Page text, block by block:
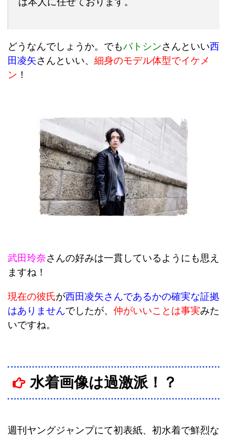
どうなんでしょうか。でもバトシンさんといい西
田凌矢さんといい、 細身のモデル体型でイケメ
ン ！
武田玲奈さんの好みは一貫しているようにも思え
ますね！
現在の彼氏が西田凌矢さんであるかの確実な証拠
はありませんでしたが、 仲がいいことは事実みた
いですね。
水着画像は過激派！？
週刊ヤングジャンプにて初表紙、初水着で鮮烈な